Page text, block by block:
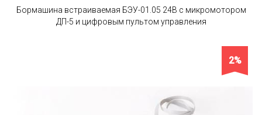
Бормашина встраиваемая БЭУ-01.05 24В с микромотором
ДП-5 и цифровым пультом управления
2%